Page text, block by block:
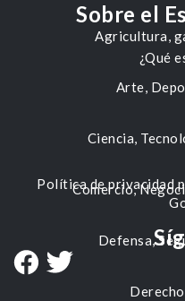
Agricultura,
Arte,
Ciencia,
Comercio,
Defensa,
Sobre el
¿Qué
Política de privacidad